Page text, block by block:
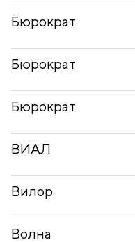
Бюрократ
Бюрократ
Бюрократ
ВИАЛ
Вилор
Волна